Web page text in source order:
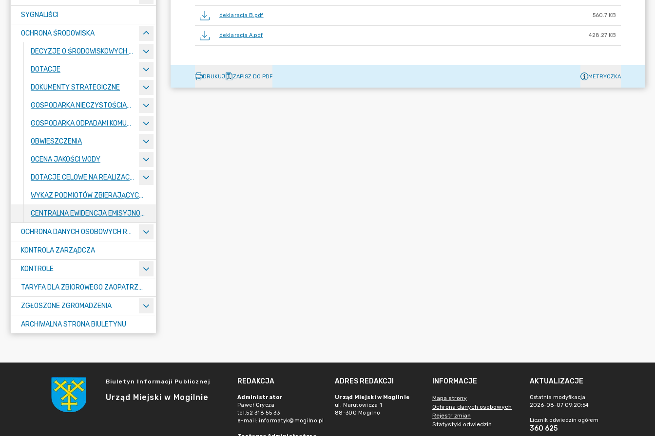
SYGNALIŚCI
OCHRONA ŚRODOWISKA
DECYZJE O ŚRODOWISKOWYCH UWARUNKOWANIACH ZGODY NA REALIZACJĘ PRZEDSIĘWZIĘCIA
DOTACJE
DOKUMENTY STRATEGICZNE
GOSPODARKA NIECZYSTOŚCIAMI CIEKŁYMI
GOSPODARKA ODPADAMI KOMUNALNYMI
OBWIESZCZENIA
OCENA JAKOŚCI WODY
DOTACJE CELOWE NA REALIZACJĘ ZADAŃ PUBLICZNYCH Z ZAKRESU RATOWNICTWA WODNEGO
WYKAZ PODMIOTÓW ZBIERAJĄCYCH ODPADY POWSTAŁE Z GOSPODARSTW ROLNYCH
CENTRALNA EWIDENCJA EMISYJNOŚCI BUDYNKÓW (CEEB)
OCHRONA DANYCH OSOBOWYCH RODO
KONTROLA ZARZĄDCZA
KONTROLE
TARYFA DLA ZBIOROWEGO ZAOPATRZENIA W WODĘ I ZBIOROWEGO ODPROWADZANIA ŚCIEKÓW
ZGŁOSZONE ZGROMADZENIA
ARCHIWALNA STRONA BIULETYNU
deklaracja B.pdf 560.7 KB
deklaracja A.pdf 428.27 KB
DRUKUJ ZAPISZ DO PDF METRYCZKA
Biuletyn Informacji Publicznej
Urząd Miejski w Mogilnie
REDAKCJA
Administrator
Paweł Grycza
tel.52 318 55 33
e-mail: informatyk@mogilno.pl
ADRES REDAKCJI
Urząd Miejski w Mogilnie
ul. Narutowicza 1
88-300 Mogilno
INFORMACJE
Mapa strony
Ochrona danych osobowych
Rejestr zmian
Statystyki odwiedzin
AKTUALIZACJE
Ostatnia modyfikacja
2026-08-07 09:20:54
Licznik odwiedzin ogółem
360 625